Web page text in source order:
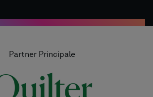
Partner Principale